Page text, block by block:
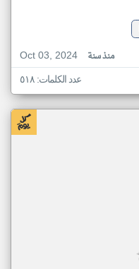
Oct 03, 2024
منذ سنة
عدد الكلمات: ٥١٨